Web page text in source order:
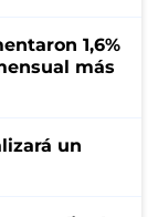
1,6%
más
un